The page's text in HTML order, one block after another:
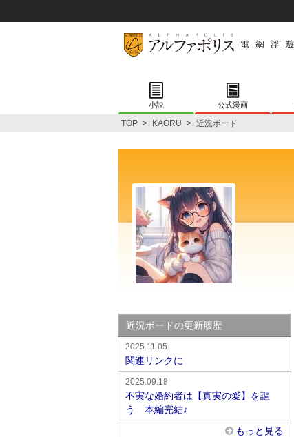
小説 公式漫画
TOP > KAORU > 近況ボード
近況ボードの更新履歴
2025.11.05
関連リンクに
2025.09.18
不実な婚約者は【真実の愛】を謳
う 本編完結♪
もっと見る